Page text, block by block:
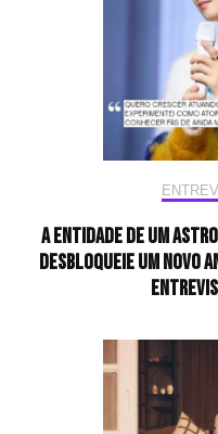
A entidade de um
desbloqueie um novo